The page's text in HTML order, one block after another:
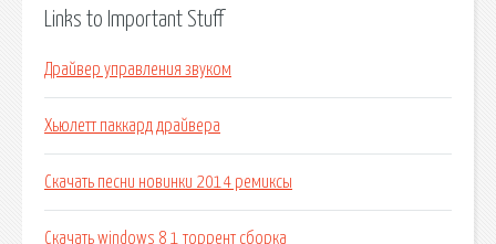
Links to Important Stuff
Драйвер управления звуком
Хьюлетт паккард драйвера
Скачать песни новинки 2014 ремиксы
Скачать windows 8 1 торрент сборка